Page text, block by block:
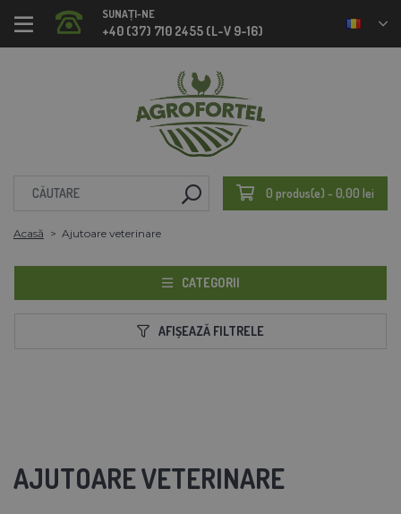
SUNAȚI-NE
+40 (37) 710 2455 (L-V 9-16)
0 produs(e) - 0,00 lei
Acasă Ajutoare veterinare
CATEGORII
AFIȘEAZĂ FILTRELE
AJUTOARE VETERINARE